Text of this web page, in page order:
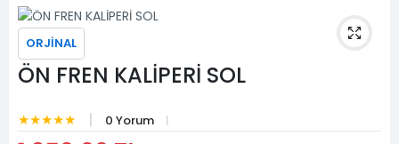
ORJİNAL
ÖN FREN KALİPERİ SOL
★★★★★ 0 Yorum